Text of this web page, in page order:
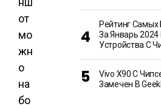
от
мо
жн
о
на
бо
Рейтинг
За Январь 2024
Устройства С
Vivo X90 С
Замечен В